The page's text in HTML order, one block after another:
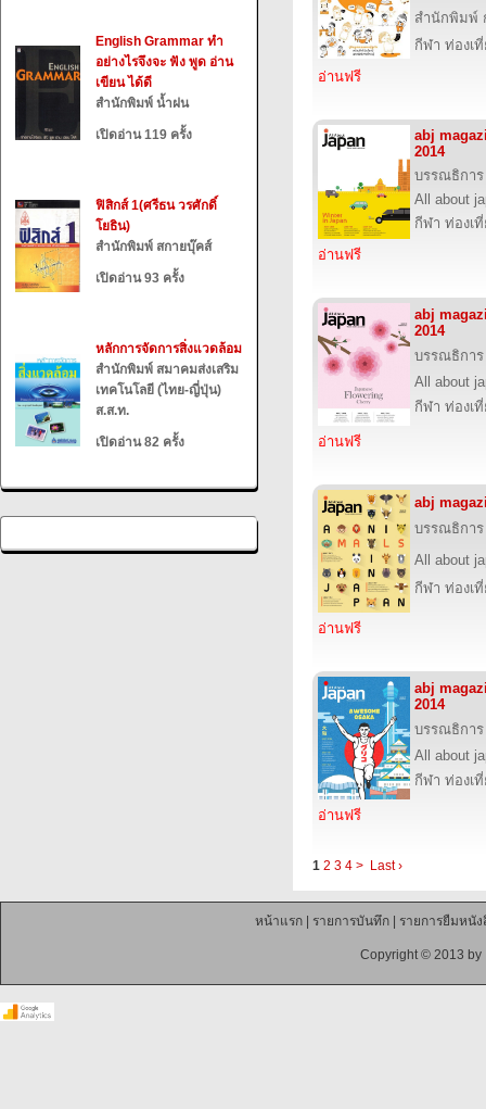
English Grammar ทำ
อย่างไรจึงจะ ฟัง พูด อ่าน
เขียน ได้ดี
สำนักพิมพ์ น้ำฝน
เปิดอ่าน 119 ครั้ง
ฟิสิกส์ 1(ศรีธน วรศักดิ์
โยธิน)
สำนักพิมพ์ สกายบุ๊คส์
เปิดอ่าน 93 ครั้ง
หลักการจัดการสิ่งแวดล้อม
สำนักพิมพ์ สมาคมส่งเสริม
เทคโนโลยี (ไทย-ญี่ปุ่น)
ส.ส.ท.
เปิดอ่าน 82 ครั้ง
สำนักพิมพ์
กีฬา ท่องเ
อ่านฟรี
abj
2014
บรรณธิการ
All about
กีฬา ท่องเ
อ่านฟรี
abj
2014
บรรณธิการ
All about
กีฬา ท่องเ
อ่านฟรี
abj
บรรณธิการ
All about
กีฬา ท่องเ
อ่านฟรี
abj
2014
บรรณธิการ
All about
กีฬา ท่องเ
อ่านฟรี
1 2 3 4 > Last ›
หน้าแรก| รายการบันทึก| รายการยืมหนัง
Copyright © 2013